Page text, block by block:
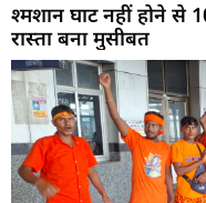
श्मशान घाट नहीं होने से
रास्ता बना मुसीबत